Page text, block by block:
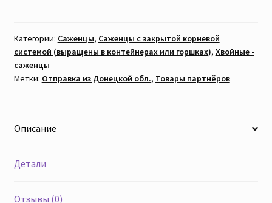
(САЖЕНЦЫ
4-
х
летние.
1шт)
закрытой
Категории: Саженцы, Саженцы с закрытой корневой
системой (выращены в контейнерах или горшках), Хвойные -
саженцы
Метки: Отправка из Донецкой обл., Товары партнёров
Описание
Детали
Отзывы (0)